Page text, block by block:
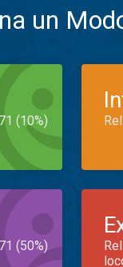
un
(10%)
(50%)